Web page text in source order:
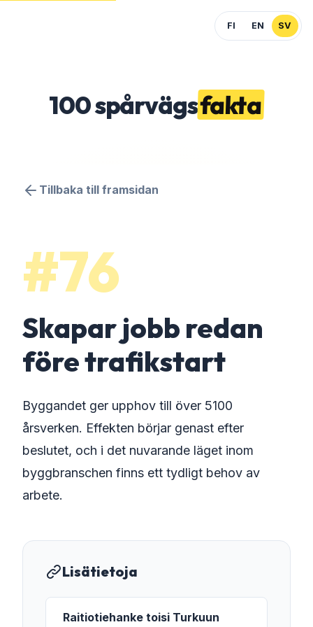
FI EN SV
100spårvägsfakta
Tillbaka till framsidan
#76
Skapar jobb redan
före trafikstart
Byggandet ger upphov till över 5100
årsverken. Effekten börjar genast efter
beslutet, och i det nuvarande läget inom
byggbranschen finns ett tydligt behov av
arbete.
Lisätietoja
Raitiotiehanke toisi Turkuun